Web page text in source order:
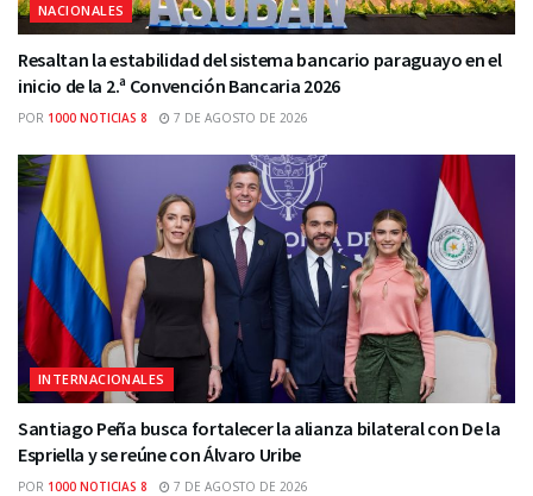
NACIONALES
Resaltan la estabilidad del sistema bancario paraguayo en el
inicio de la 2.ª Convención Bancaria 2026
POR 1000 NOTICIAS 8 7 DE AGOSTO DE 2026
INTERNACIONALES
Santiago Peña busca fortalecer la alianza bilateral con De la
Espriella y se reúne con Álvaro Uribe
POR 1000 NOTICIAS 8 7 DE AGOSTO DE 2026